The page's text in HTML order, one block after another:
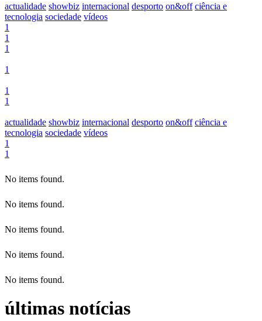
actualidade showbiz internacional desporto on&off ciência e
tecnologia sociedade vídeos
1
1
1
1
1
1
actualidade showbiz internacional desporto on&off ciência e
tecnologia sociedade vídeos
1
1
No items found.
No items found.
No items found.
No items found.
No items found.
últimas notícias